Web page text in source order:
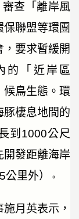
查「離岸風
聯盟等環團
要求暫緩開
的「近岸區
候鳥生態。環
豚棲息地間的
到1000公尺
開發距離海岸
里外）
。
月英表示，